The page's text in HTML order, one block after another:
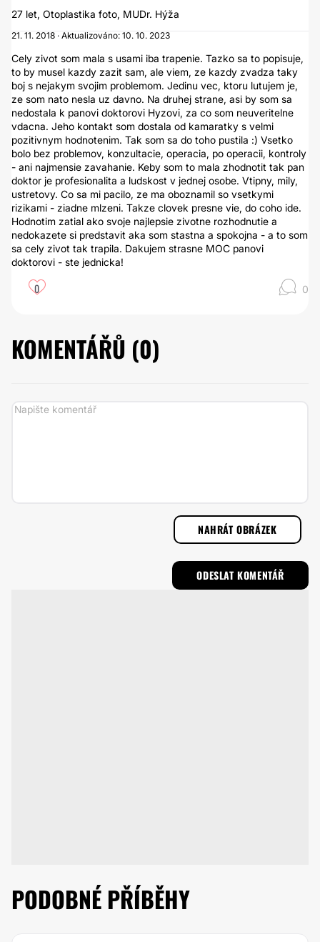
27 let, Otoplastika foto, MUDr. Hýža
21. 11. 2018 · Aktualizováno: 10. 10. 2023
Cely zivot som mala s usami iba trapenie. Tazko sa to popisuje,
to by musel kazdy zazit sam, ale viem, ze kazdy zvadza taky
boj s nejakym svojim problemom. Jedinu vec, ktoru lutujem je,
ze som nato nesla uz davno. Na druhej strane, asi by som sa
nedostala k panovi doktorovi Hyzovi, za co som neuveritelne
vdacna. Jeho kontakt som dostala od kamaratky s velmi
pozitivnym hodnotenim. Tak som sa do toho pustila :) Vsetko
bolo bez problemov, konzultacie, operacia, po operacii, kontroly
- ani najmensie zavahanie. Keby som to mala zhodnotit tak pan
doktor je profesionalita a ludskost v jednej osobe. Vtipny, mily,
ustretovy. Co sa mi pacilo, ze ma oboznamil so vsetkymi
rizikami - ziadne mlzeni. Takze clovek presne vie, do coho ide.
Hodnotim zatial ako svoje najlepsie zivotne rozhodnutie a
nedokazete si predstavit aka som stastna a spokojna - a to som
sa cely zivot tak trapila. Dakujem strasne MOC panovi
doktorovi - ste jednicka!
0 0
KOMENTÁŘŮ (0)
NAHRÁT OBRÁZEK
PODOBNÉ PŘÍBĚHY